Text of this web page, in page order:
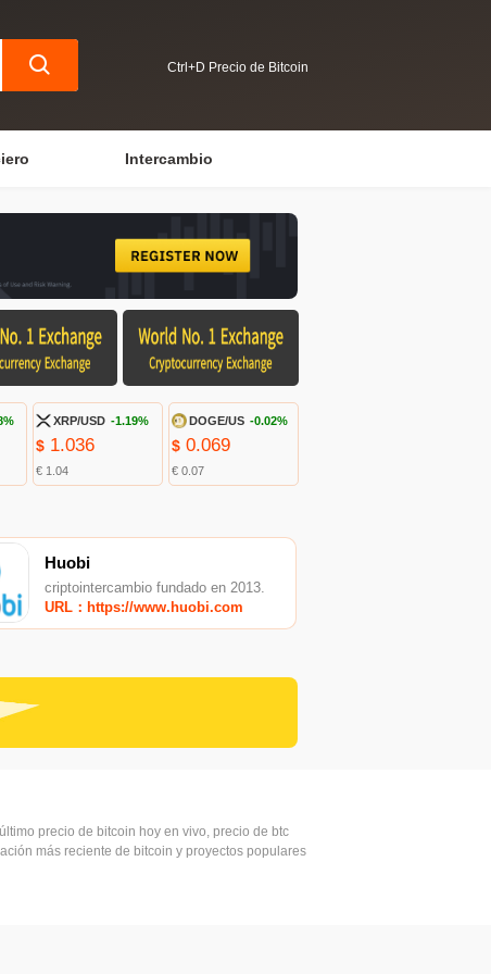
Ctrl+D Precio de Bitcoin
Intercambio
XRP/USD -1.19%
$ 1.036
€ 1.04
DOGE/US -0.02%
$ 0.069
€ 0.07
Huobi
criptointercambio fundado en 2013.
URL：https://www.huobi.com
precio de bitcoin hoy en vivo, precio de btc
más reciente de bitcoin y proyectos populares